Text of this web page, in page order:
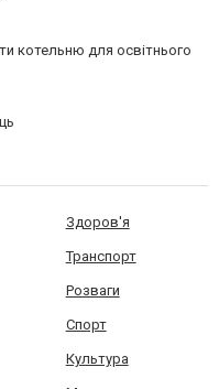
котельню для освітнього
Здоров'я
Транспорт
Розваги
Спорт
Культура